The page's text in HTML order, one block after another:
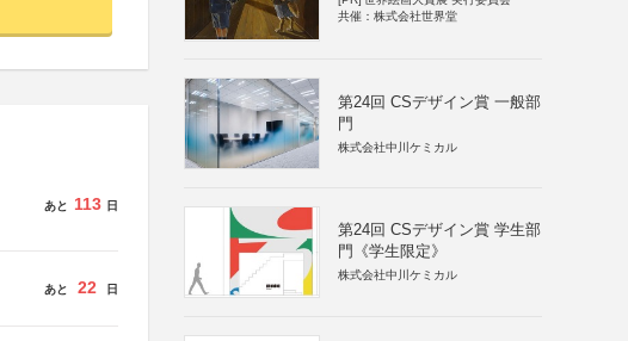
あと 113 日
あと 22 日
共催：株式会社世界堂
第24回 CSデザイン賞 一般部
門
株式会社中川ケミカル
第24回 CSデザイン賞 学生部
門《学生限定》
株式会社中川ケミカル